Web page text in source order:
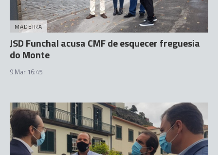
MADEIRA
JSD Funchal acusa CMF de esquecer freguesia
do Monte
9 Mar 16:45